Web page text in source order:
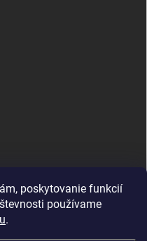
poskytovanie funkcií
používame
.